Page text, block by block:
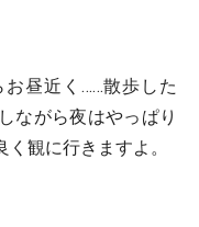
お昼近く……散歩した
ながら夜はやっぱり
観に行きますよ。